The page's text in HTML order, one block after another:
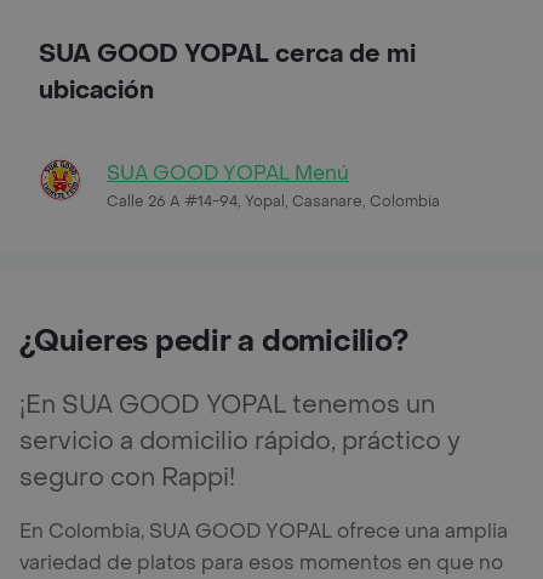
SUA GOOD YOPAL cerca de mi
ubicación
SUA GOOD YOPAL Menú
Calle 26 A #14-94, Yopal, Casanare, Colombia
¿Quieres pedir a domicilio?
¡En SUA GOOD YOPAL tenemos un
servicio a domicilio rápido, práctico y
seguro con Rappi!
En Colombia, SUA GOOD YOPAL ofrece una amplia
variedad de platos para esos momentos en que no